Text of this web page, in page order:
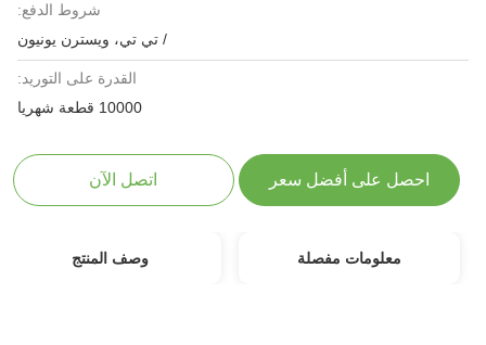
شروط الدفع:
/ تي تي، ويسترن يونيون
القدرة على التوريد:
10000 قطعة شهريا
احصل على أفضل سعر اتصل الآن
معلومات مفصلة وصف المنتج